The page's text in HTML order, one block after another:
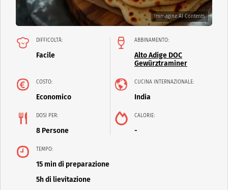
Immagine AI Contents
DIFFICOLTÀ:
Facile
ABBINAMENTO:
Alto Adige DOC
Gewürztraminer
COSTO:
Economico
CUCINA INTERNAZIONALE:
India
DOSI PER:
8 Persone
CALORIE:
-
TEMPO:
15 min di preparazione
5h di lievitazione